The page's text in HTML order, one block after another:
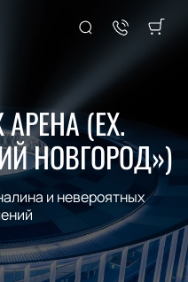
(EX.
НОВГОРОД»)
и невероятных